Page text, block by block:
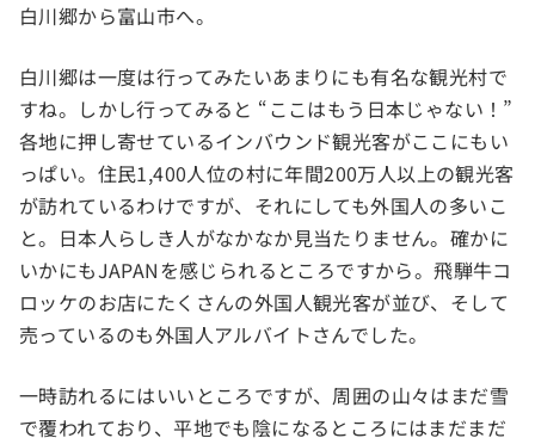
白川郷から富山市へ。
白川郷は一度は行ってみたいあまりにも有名な観光村で
すね。しかし行ってみると “ここはもう日本じゃない！”
各地に押し寄せているインバウンド観光客がここにもい
っぱい。住民1,400人位の村に年間200万人以上の観光客
が訪れているわけですが、それにしても外国人の多いこ
と。日本人らしき人がなかなか見当たりません。確かに
いかにもJAPANを感じられるところですから。飛騨牛コ
ロッケのお店にたくさんの外国人観光客が並び、そして
売っているのも外国人アルバイトさんでした。
一時訪れるにはいいところですが、周囲の山々はまだ雪
で覆われており、平地でも陰になるところにはまだまだ